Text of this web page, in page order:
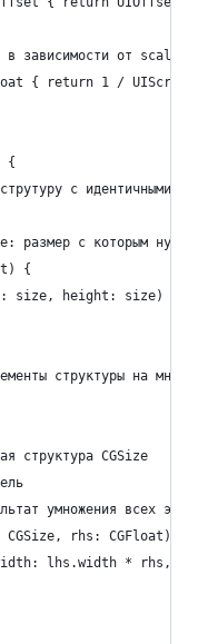
в зависимости от scale
{ return 1 /
{
с идентичными
размер с которым
{
size, height: size)
структуры на
структура CGSize
умножения всех
CGSize, rhs: CGFloat) -
lhs.width * rhs,